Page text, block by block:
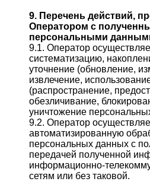
9. Перечень действий,
Оператором с
персональными
9.1. Оператор
систематизацию,
уточнение (обновление,
извлечение,
(распространение,
обезличивание,
уничтожение
9.2. Оператор
автоматизированную
персональных данных с
передачей полученной
информационно-
сетям или без таковой.